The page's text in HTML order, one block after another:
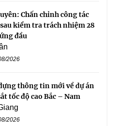
Chấn chỉnh công tác
kiểm tra trách nhiệm 28
đầu
2026
thông tin mới về dự án
tốc độ cao Bắc – Nam
2026